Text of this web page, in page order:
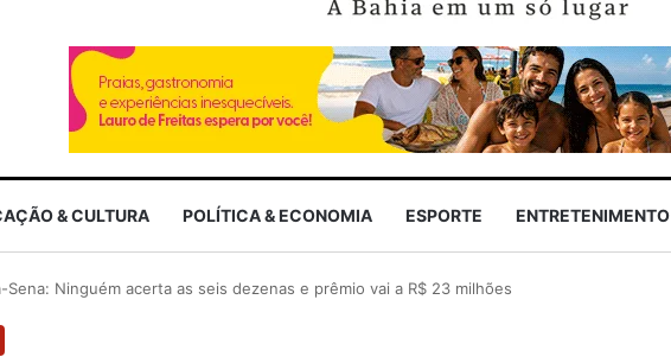
& CULTURA POLÍTICA & ECONOMIA ESPORTE ENTRETENIMENTO
Sena: Ninguém acerta as seis dezenas e prêmio vai a R$ 23 milhões